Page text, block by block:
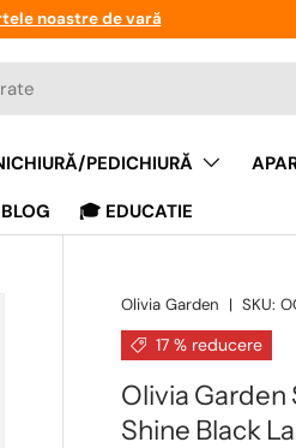
noastre de vară
PEDICHIURĂ
BLOG 🎓 EDUCATIE
Olivia Garden |SKU:
17 % reducere
Olivia Garden
Shine Black